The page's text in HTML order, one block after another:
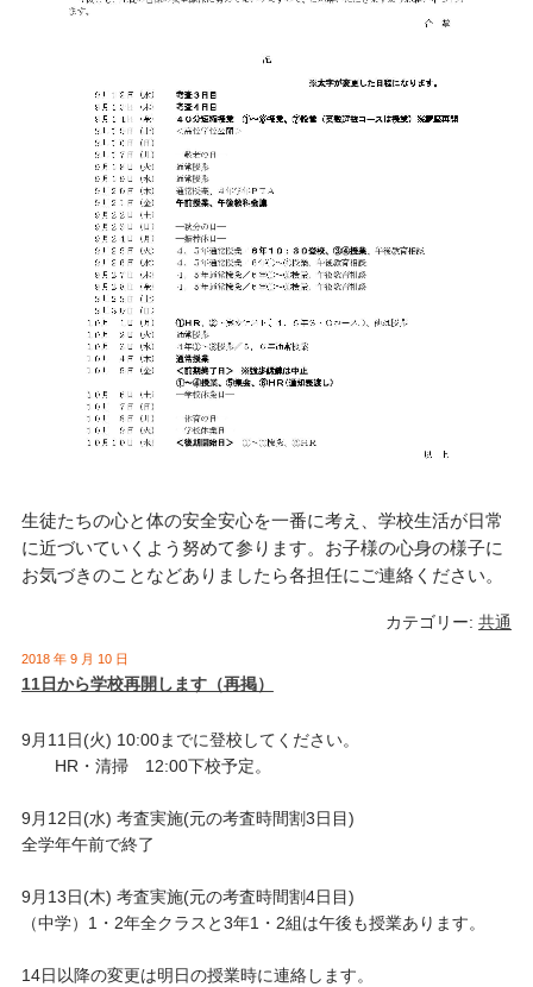
生徒たちの心と体の安全安心を一番に考え、学校生活が日常
に近づいていくよう努めて参ります。お子様の心身の様子に
お気づきのことなどありましたら各担任にご連絡ください。
カテゴリー:共通
2018 年 9 月 10 日
11日から学校再開します（再掲）
9月11日(火) 10:00までに登校してください。
HR・清掃 12:00下校予定。
9月12日(水) 考査実施(元の考査時間割3日目)
全学年午前で終了
9月13日(木) 考査実施(元の考査時間割4日目)
（中学）1・2年全クラスと3年1・2組は午後も授業あります。
14日以降の変更は明日の授業時に連絡します。